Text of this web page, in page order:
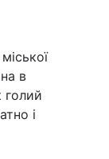
в
голий
і